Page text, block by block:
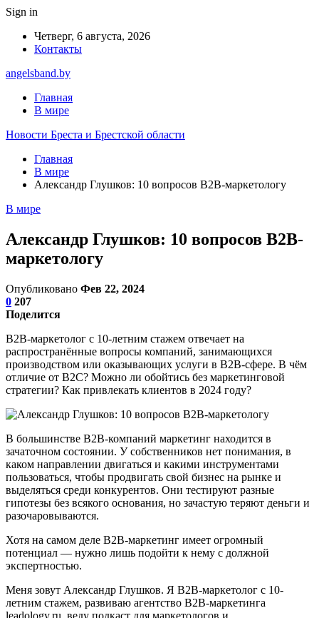
Sign in
Четверг, 6 августа, 2026
Контакты
angelsband.by
Главная
В мире
Новости Бреста и Брестской области
Главная
В мире
Александр Глушков: 10 вопросов В2В-маркетологу
В мире
Александр Глушков: 10 вопросов В2В-
маркетологу
Опубликовано Фев 22, 2024
0 207
Поделится
B2B-маркетолог с 10-летним стажем отвечает на
распространённые вопросы компаний, занимающихся
производством или оказывающих услуги в B2B-сфере. В чём
отличие от B2C? Можно ли обойтись без маркетинговой
стратегии? Как привлекать клиентов в 2024 году?
В большинстве В2В-компаний маркетинг находится в
зачаточном состоянии. У собственников нет понимания, в
каком направлении двигаться и какими инструментами
пользоваться, чтобы продвигать свой бизнес на рынке и
выделяться среди конкурентов. Они тестируют разные
гипотезы без всякого основания, но зачастую теряют деньги и
разочаровываются.
Хотя на самом деле В2В-маркетинг имеет огромный
потенциал — нужно лишь подойти к нему с должной
экспертностью.
Меня зовут Александр Глушков. Я B2B-маркетолог с 10-
летним стажем, развиваю агентство B2B-маркетинга
leadology.ru, веду подкаст для маркетологов и